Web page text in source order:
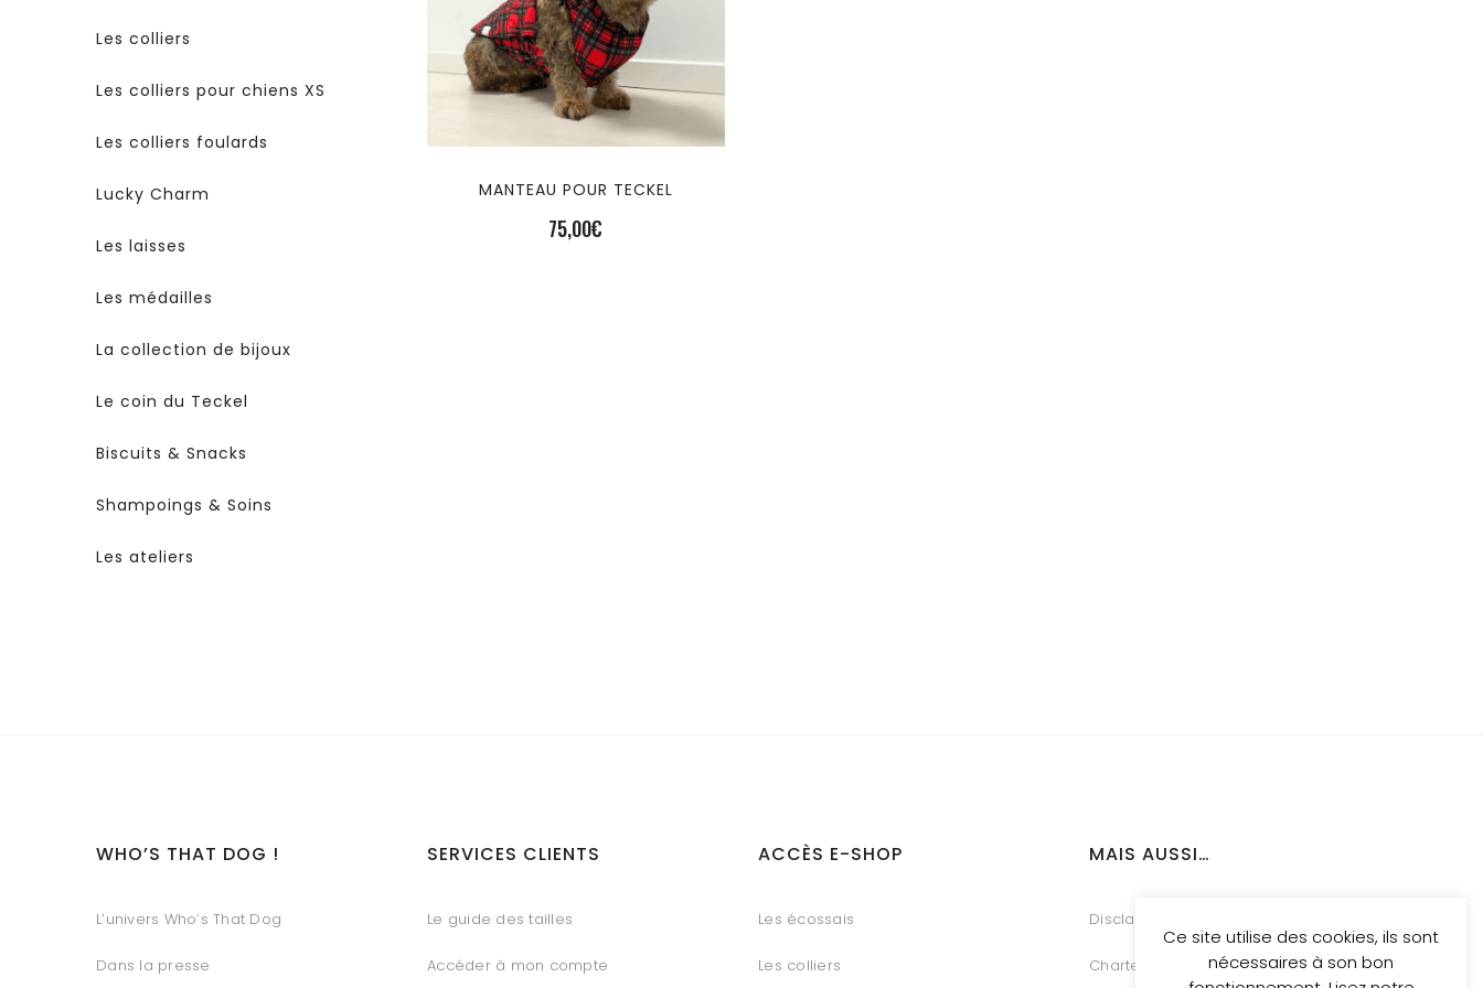
Les colliers
Les colliers pour chiens XS
Les colliers foulards
Lucky Charm
Les laisses
Les médailles
La collection de bijoux
Le coin du Teckel
Biscuits & Snacks
Shampoings & Soins
Les ateliers
MANTEAU POUR TECKEL
75,00€
WHO’S THAT DOG !
L’univers Who’s That Dog
Dans la presse
SERVICES CLIENTS
Le guide des tailles
Accéder à mon compte
ACCÈS E-SHOP
Les écossais
Les colliers
MAIS AUSSI…
Disclaimer
Charte Vie Privée
Ce site utilise des cookies, ils sont
nécessaires à son bon